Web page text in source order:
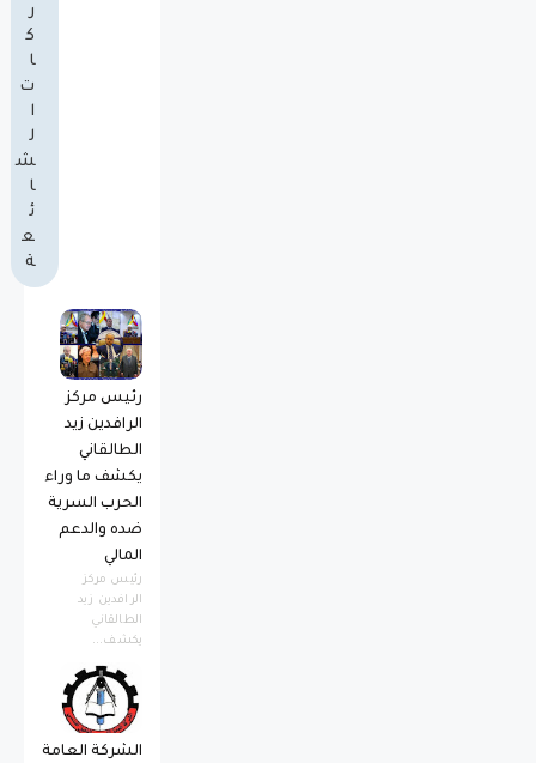
ر
ك
ا
ت
ا
ل
ش
ا
ئ
ع
ة
رئيس مركز
الرافدين زيد
الطالقاني
يكشف ما وراء
الحرب السرية
ضده والدعم
المالي
رئيس مركز
الرافدين زيد
الطالقاني
يكشف...
الشركة العامة